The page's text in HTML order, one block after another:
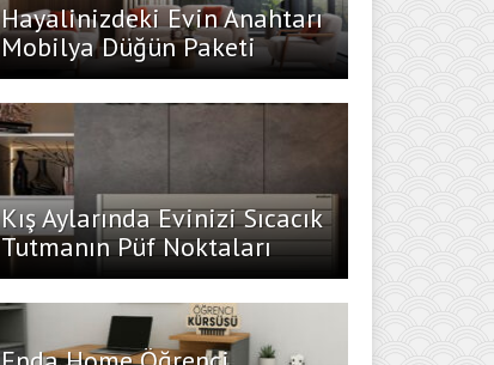
Hayalinizdeki Evin Anahtarı
Mobilya Düğün Paketi
Kış Aylarında Evinizi Sıcacık
Tutmanın Püf Noktaları